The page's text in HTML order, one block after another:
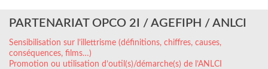
PARTENARIAT OPCO 2I / AGEFIPH / ANLCI
Sensibilisation sur l’illettrisme (définitions, chiffres, causes,
conséquences, films…)
Promotion ou utilisation d’outil(s)/démarche(s) de l’ANLCI